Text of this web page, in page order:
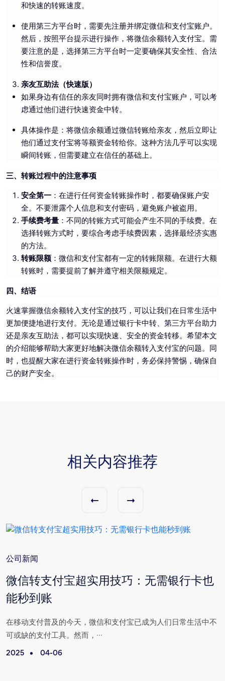
和快速的转账速度。
使用第三方平台时，需要先注册并绑定微信和支付宝账户。
然后，按照平台提示进行操作，将微信余额转入支付宝。需
要注意的是，选择第三方平台时一定要确保其安全性、合法
性和信誉度。
亲友互助法（快速版）
如果身边有信任的亲友同时拥有微信和支付宝账户，可以考
虑通过他们进行快速资金中转。
具体操作是：将微信余额通过微信转账给亲友，然后立即让
他们通过支付宝将等额资金转给你。这种方法几乎可以实现
瞬间转账，但需要建立在信任的基础上。
三、转账过程中的注意事项
安全第一 ：在进行任何资金转账操作时，都要确保账户安
全。不要泄露个人信息和支付密码，避免账户被盗用。
手续费考量 ：不同的转账方式可能会产生不同的手续费。在
选择转账方式时，要综合考虑手续费因素，选择最经济实惠
的方法。
转账限额 ：微信和支付宝都有一定的转账限额。在进行大额
转账时，需要提前了解并遵守相关限额规定。
四、结语
火速掌握微信余额转入支付宝的技巧，可以让我们在日常生活中
更加便捷地进行支付。无论是通过银行卡中转、第三方平台助力
还是亲友互助法，都可以实现快速、安全的资金转移。希望本文
的介绍能够帮助大家更好地解决微信余额转入支付宝的问题。同
时，也提醒大家在进行资金转账操作时，务必保持警惕，确保自
己的财产安全。
相关内容推荐
公司新闻
微信转支付宝超实用技巧：无需银行卡也
能秒到账
在移动支付普及的今天，微信和支付宝已成为人们日常生活中不
可或缺的支付工具。然而，···
2025 04-06